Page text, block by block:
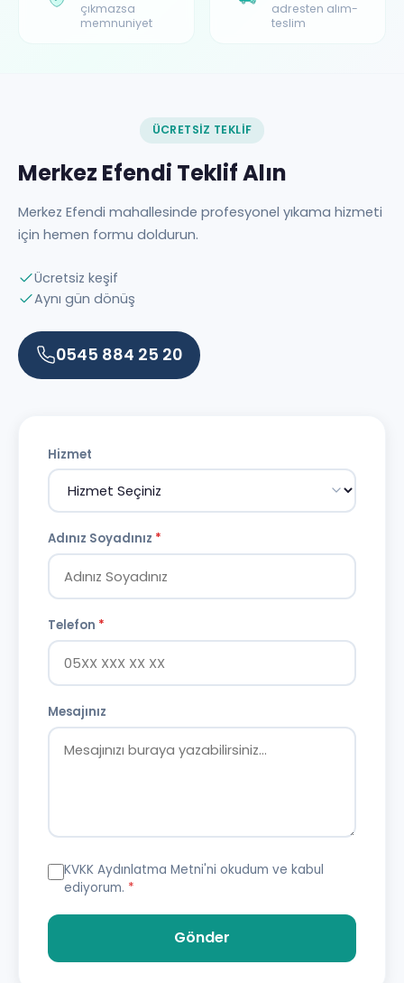
çıkmazsa
memnuniyet
adresten alım-
teslim
ÜCRETSIZ TEKLIF
Merkez Efendi Teklif Alın
Merkez Efendi mahallesinde profesyonel yıkama hizmeti
için hemen formu doldurun.
Ücretsiz keşif
Aynı gün dönüş
0545 884 25 20
Hizmet
Adınız Soyadınız *
Telefon *
Mesajınız
KVKK Aydınlatma Metni'ni okudum ve kabul
ediyorum. *
Gönder